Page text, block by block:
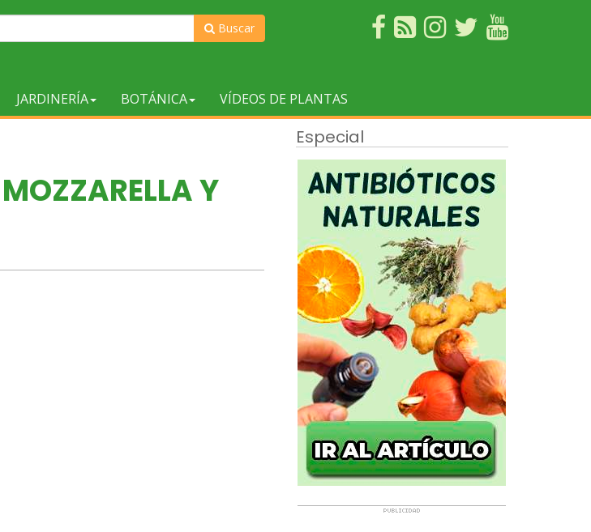
Buscar
JARDINERÍA BOTÁNICA VÍDEOS DE PLANTAS
Y
Especial